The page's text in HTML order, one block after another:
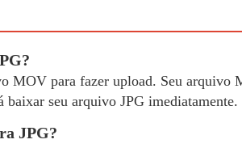
para fazer upload. Seu arquivo
seu arquivo JPG imediatamente.
JPG?